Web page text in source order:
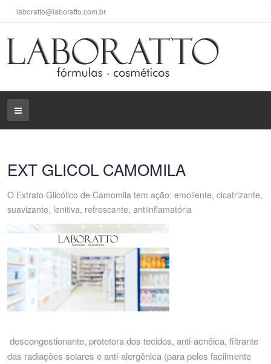
laboratto@laboratto.com.br
EXT GLICOL CAMOMILA
O Extrato Glicólico de Camomila tem ação: emoliente, cicatrizante,
suavizante, lenitiva, refrescante, antiinflamatória
descongestionante, protetora dos tecidos, anti-acnêica, filtrante
das radiações solares e anti-alergênica (para peles facilmente